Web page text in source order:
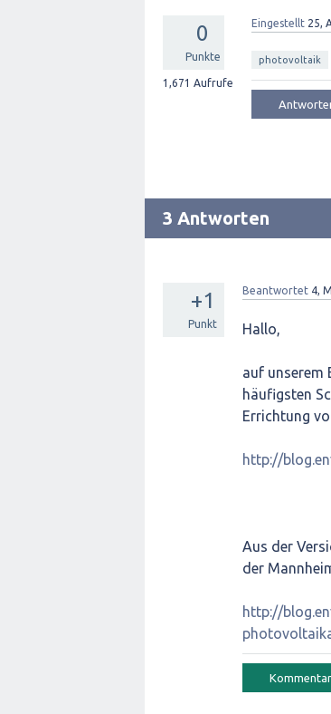
0
Punkte
1,671 Aufrufe
Eingestellt 25,
photovoltaik
3 Antworten
+1
Punkt
Beantwortet 4,
Hallo,
auf unserem
häufigsten
Errichtung
http://
Aus der
der
http://